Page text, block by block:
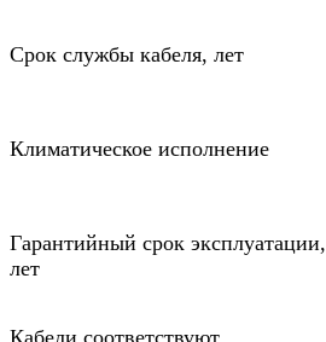
Срок службы кабеля, лет
Климатическое исполнение
Гарантийный срок эксплуатации,
лет